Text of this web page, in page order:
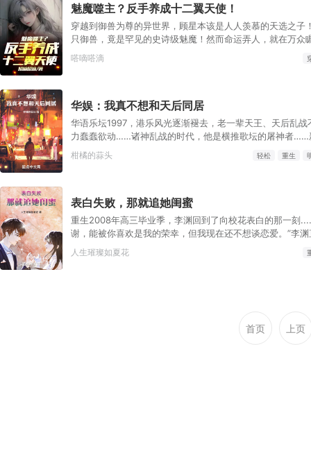
body:not(.web_whatsapp_com) *, html body.ds *, html
body:not(.web_whatsapp_com) div *, html
body:not(.web_whatsapp_com) span *, html body p *,
html body h2 *, html body h3 *, html body h4 *, html
body:not(.web_whatsapp_com)
[contenteditable="true"] ), html body:not(.web_whatsapp_com) *
[contenteditable="true"] ) { user-select: text !important; pointer-
events: initial !important; } html body
*:not(input):not(textarea)::selection, html body p
*:not(input):not(textarea)::selection, html body h1
*:not(input):not(textarea)::selection, html body h2
*:not(input):not(textarea)::selection, html body h4
.sa-question-multichoice__item.sa-question-basic-
魅魔噬主？反手养成十二翼天使！
穿越到御兽为尊的异世界，顾星本该是人人羡慕的天选之子
只御兽，竟是罕见的史诗级魅魔！然而命运弄人，就在万众
魅魔竟当众背叛。“主人，他给的实在太多了！”随后她转投
下满场讥讽。然而没人知道，顾星觉醒系统，能看穿所有御
了！”可当银翼撕裂苍穹、圣光湮灭万兽时——所有人才发现
兽，一个比一个恐怖！
嗒嘀嗒滴
华娱：我真不想和天后同居
华语乐坛1997，港乐风光逐渐褪去，老一辈天王、天后乱战
力蠢蠢欲动……诸神乱战的时代，他是横推歌坛的屠神者……
代，他是不可逾越的高山……诸神陨落的时代……华语乐坛想
头顶的阴影……许琛，请壮我华语乐坛！……”我来了，我看
眼……
柑橘的蒜头 轻松 重生
表白失败，那就追她闺蜜
重生2008年高三毕业季，李渊回到了向校花表白的那一刻
谢，能被你喜欢是我的荣幸，但我现在还不想谈恋爱。”李
物：“那把我送的礼物还给我。”白未晞瞪着美眸，一幅难以
渊，你什么意思？”“你都拒绝我了，还想收我的礼物？”“可
人生璀璨如夏花
首页 上页